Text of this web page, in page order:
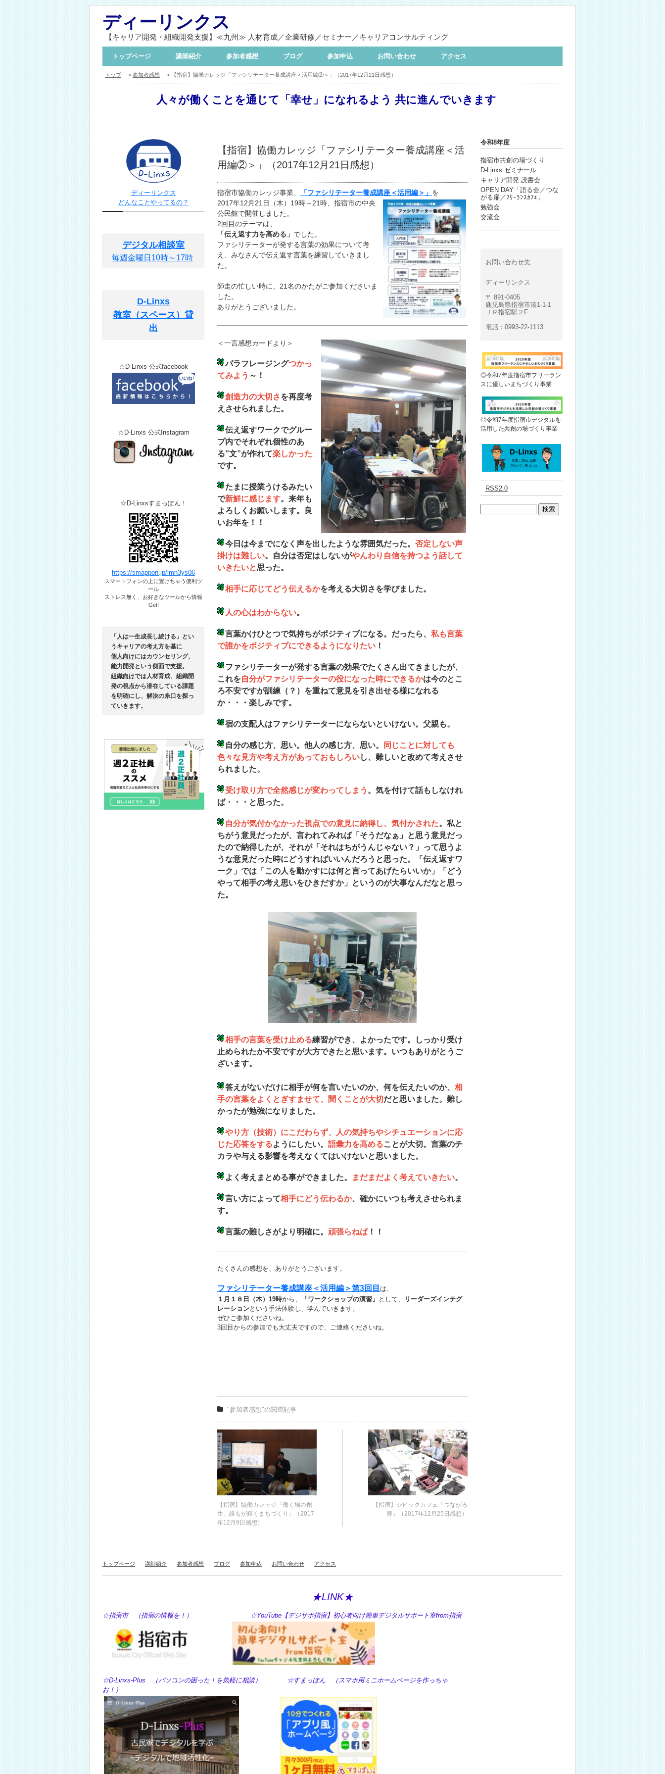
ディーリンクス
【キャリア開発・組織開発支援】≪九州≫ 人材育成／企業研修／セミナー／キャリアコンサルティング
トップページ 講師紹介 参加者感想 ブログ 参加申込 お問い合わせ アクセス
トップ > 参加者感想 > 【指宿】協働カレッジ「ファシリテーター養成講座＜活用編②＞」（2017年12月21日感想）
人々が働くことを通じて「幸せ」になれるよう 共に進んでいきます
ディーリンクス
どんなことやってるの？
デジタル相談室
毎週金曜日10時～17時
D-Linxs
教室（スペース）貸
出
☆D-Linxs 公式facebook
☆D-Linxs 公式Instagram
☆D-Linxsすまっぽん！
https://smappon.jp/lmn3ys06
スマートフォンの上に置けちゃう便利ツ
ール​
ストレス無く、お好きなツールから情報
Get!
「人は一生成長し続ける」とい
うキャリアの考え方を基に
個人向けにはカウンセリング、
能力開発という側面で支援。
組織向けでは人材育成、組織開
発の視点から潜在している課題
を明確にし、解決の糸口を探っ
ていきます。
【指宿】協働カレッジ「ファシリテーター養成講座＜活
用編②＞」（2017年12月21日感想）
指宿市協働カレッジ事業、 「ファシリテーター養成講座＜活用編＞」 を
2017年12月21日（木）19時～21時、指宿市の中央
公民館で開催しました。
2回目のテーマは、
「伝え返す力を高める」 でした。
ファシリテーターが発する言葉の効果について考
え、みなさんで伝え返す言葉を練習していきまし
た。
師走の忙しい時に、21名のかたがご参加くださいま
した。
ありがとうございました。
＜一言感想カードより＞
パラフレージングつかっ
てみよう ～！
創造力の大切さを再度考
えさせられました。
伝え返すワークでグルー
プ内でそれぞれ個性のあ
る”文”が作れて楽しかった
です。
たまに授業うけるみたい
で新鮮に感じます。来年も
よろしくお願いします。良
いお年を！！
今日は今までになく声を出したような雰囲気だった。 否定しない声
掛けは難しい。自分は否定はしないがやんわり自信を持つよう話して
いきたいと思った。
相手に応じてどう伝えるかを考える大切さを学びました。
人の心はわからない。
言葉かけひとつで気持ちがポジティブになる。だったら、 私も言葉
で誰かをポジティブにできるようになりたい ！
ファシリテーターが発する言葉の効果でたくさん出てきましたが、
これを自分がファシリテーターの役になった時にできるかは今のとこ
ろ不安ですが訓練（？）を重ねて意見を引き出せる様になれる
か・・・楽しみです。
宿の支配人はファシリテーターにならないといけない。父親も。
自分の感じ方、思い。他人の感じ方、思い。
同じことに対しても
色々な見方や考え方があっておもしろいし、難しいと改めて考えさせ
られました。
受け取り方で全然感じが変わってしまう 。気を付けて話もしなけれ
ば・・・と思った。
自分が気付かなかった視点での意見に納得し、気付かされた。私と
ちがう意見だったが、言われてみれば「そうだなぁ」と思う意見だっ
たので納得したが、それが「それはちがうんじゃない？」って思うよ
うな意見だった時にどうすればいいんだろうと思った。「伝え返すワ
ーク」では「この人を動かすには何と言ってあげたらいいか」「どう
やって相手の考え思いをひきだすか」というのが大事なんだなと思っ
た。
相手の言葉を受け止める練習ができ、よかったです。しっかり受け
止められたか不安ですが大方できたと思います。いつもありがとうご
ざいます。
答えがないだけに相手が何を言いたいのか、何を伝えたいのか、 相
手の言葉をよくとぎすませて、聞くことが大切 だと思いました。難し
かったが勉強になりました。
やり方（技術）にこだわらず、人の気持ちやシチュエーションに応
じた応答をするようにしたい。 語彙力を高めることが大切。言葉のチ
カラや与える影響を考えなくてはいけないと思いました。
よく考えまとめる事ができました。 まだまだよく考えていきたい。
言い方によって相手にどう伝わるか、確かにいつも考えさせられま
す。
言葉の難しさがより明確に。 頑張らねば！！
たくさんの感想を、ありがとうございます。
ファシリテーター養成講座＜活用編＞第3回目 は、
１月１８日（木）19時から、 「ワークショップの演習」 として、
リーダーズインテグ
レーションという手法体験し、学んでいきます。
ぜひご参加くださいね。
3回目からの参加でも大丈夫ですので、ご連絡くださいね。
"参加者感想"の関連記事
【指宿】協働カレッジ「働く場の創
生、誰もが輝くまちづくり」（2017
年12月9日感想）
【指宿】シビックカフェ「つながる
扉」（2017年12月25日感想）
令和8年度
指宿市共創の場づくり
D-Linxs ゼミナール
キャリア開発 読書会
OPEN DAY「語る会／つな
がる扉／ﾌﾘｰﾗﾝｽｶﾌｪ」
勉強会
交流会
お問い合わせ先
ディーリンクス
〒 891-0405
鹿児島県指宿市湊1-1-1
ＪＲ指宿駅２F
電話：0993-22-1113
◎令和7年度指宿市フリーラン
スに優しいまちづくり事業
◎令和7年度指宿市デジタルを
活用した共創の場づくり事業
RSS2.0
トップページ 講師紹介 参加者感想 ブログ 参加申込 お問い合わせ アクセス
★LINK★
☆指宿市 （指宿の情報を！） ☆YouTube【デジサポ指宿】初心者向け簡単デジタルサポート室from指宿
☆D-Linxs-Plus （パソコンの困った！を気軽に相談） ☆すまっぽん （スマホ用ミニホームページを作っちゃ
お！）